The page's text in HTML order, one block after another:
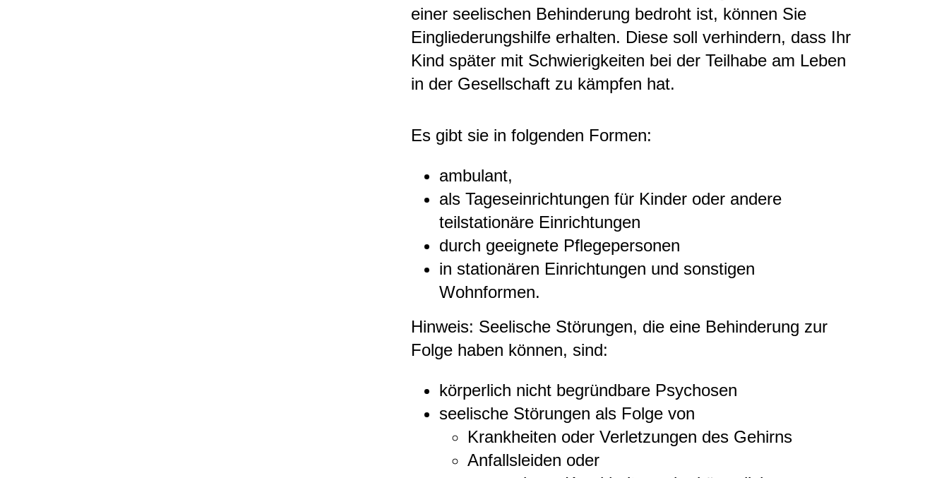
einer seelischen Behinderung bedroht ist, können Sie
Eingliederungshilfe erhalten. Diese soll verhindern, dass Ihr
Kind später mit Schwierigkeiten bei der Teilhabe am Leben
in der Gesellschaft zu kämpfen hat.
Es gibt sie in folgenden Formen:
ambulant,
als Tageseinrichtungen für Kinder oder andere
teilstationäre Einrichtungen
durch geeignete Pflegepersonen
in stationären Einrichtungen und sonstigen
Wohnformen.
Hinweis: Seelische Störungen, die eine Behinderung zur
Folge haben können, sind:
körperlich nicht begründbare Psychosen
seelische Störungen als Folge von
Krankheiten oder Verletzungen des Gehirns
Anfallsleiden oder